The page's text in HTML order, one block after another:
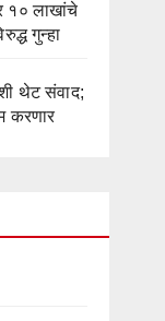
१० लाखांचे
गुन्हा
थेट संवाद;
करणार